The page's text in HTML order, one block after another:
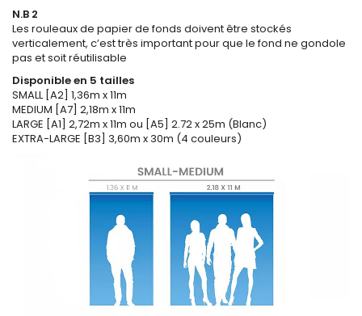
N.B 2
Les rouleaux de papier de fonds doivent être stockés
verticalement, c’est très important pour que le fond ne gondole
pas et soit réutilisable
Disponible en 5 tailles
SMALL [A2] 1,36m x 11m
MEDIUM [A7] 2,18m x 11m
LARGE [A1] 2,72m x 11m ou [A5] 2.72 x 25m (Blanc)
EXTRA-LARGE [B3] 3,60m x 30m (4 couleurs)